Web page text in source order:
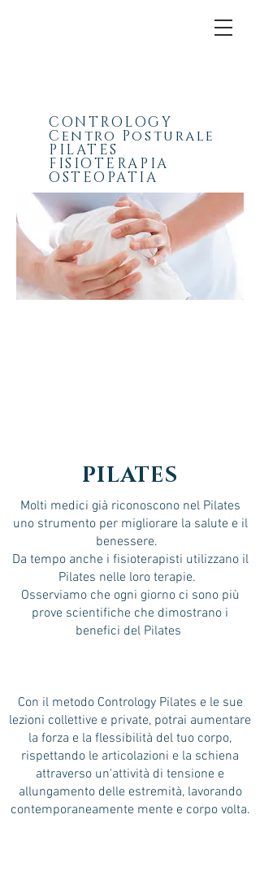
CONTROLOGY
Centro Posturale
PILATES
FISIOTERAPIA
OSTEOPATIA
PILATES
Molti medici già riconoscono nel Pilates
uno strumento per migliorare la salute e il
benessere.
Da tempo anche i fisioterapisti utilizzano il
Pilates nelle loro terapie.
Osserviamo che ogni giorno ci sono più
prove scientifiche che dimostrano i
benefici del Pilates
Con il metodo Contrology Pilates e le sue
lezioni collettive e private, potrai aumentare
la forza e la flessibilità del tuo corpo,
rispettando le articolazioni e la schiena
attraverso un'attività di tensione e
allungamento delle estremità, lavorando
contemporaneamente mente e corpo volta.